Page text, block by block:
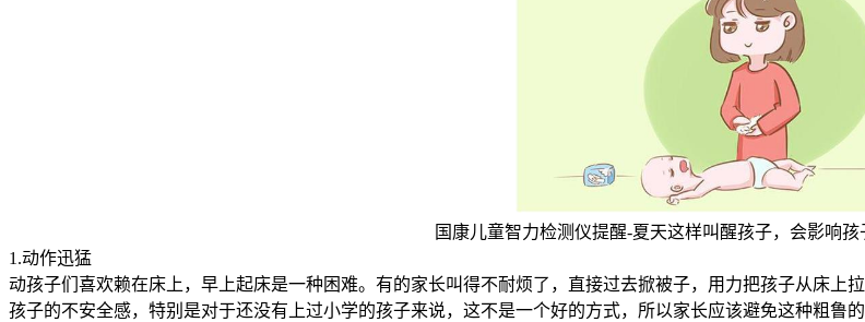
国康儿童智力检测仪提醒-夏天这样叫醒孩子，会影响
1.动作迅猛
动孩子们喜欢赖在床上，早上起床是一种困难。有的家长叫得不耐烦了，直接过去掀被子，用力把孩子从床
孩子的不安全感，特别是对于还没有上过小学的孩子来说，这不是一个好的方式，所以家长应该避免这种粗鲁的